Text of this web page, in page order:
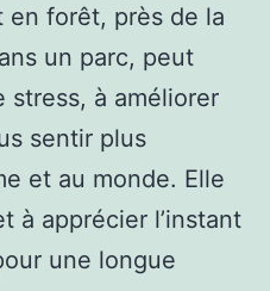
en forêt, près de la
un parc, peut
stress, à améliorer
sentir plus
et au monde. Elle
à apprécier l’instant
une longue